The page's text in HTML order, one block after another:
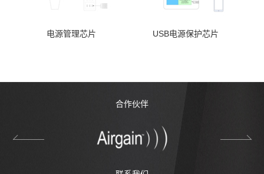
电源管理芯片 USB电源保护芯片
合作伙伴